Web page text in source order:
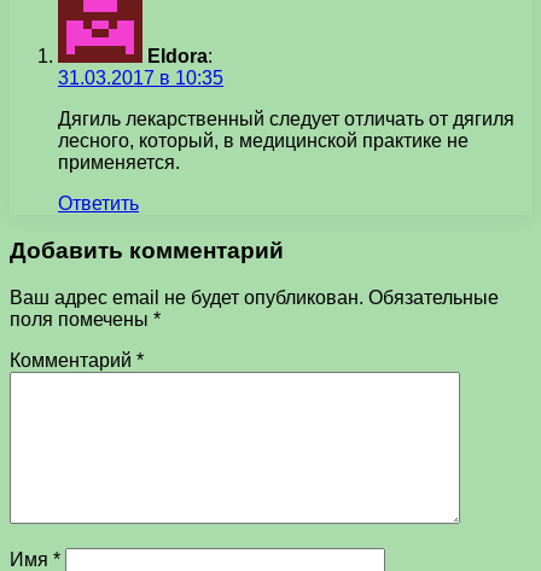
Eldora:
31.03.2017 в 10:35
Дягиль лекарственный следует отличать от дягиля
лесного, который, в медицинской практике не
применяется.
Ответить
Добавить комментарий
Ваш адрес email не будет опубликован. Обязательные
поля помечены *
Комментарий *
Имя *